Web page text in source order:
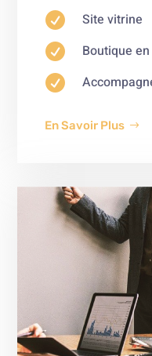
 Site vitrine
 Boutique

En Savoir Plus